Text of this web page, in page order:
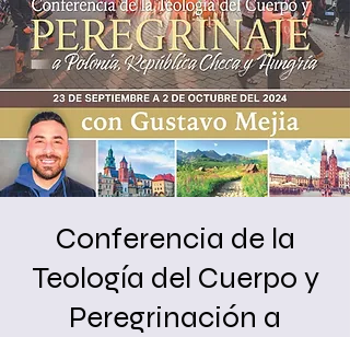
Conferencia de la
Teología del Cuerpo y
Peregrinación a